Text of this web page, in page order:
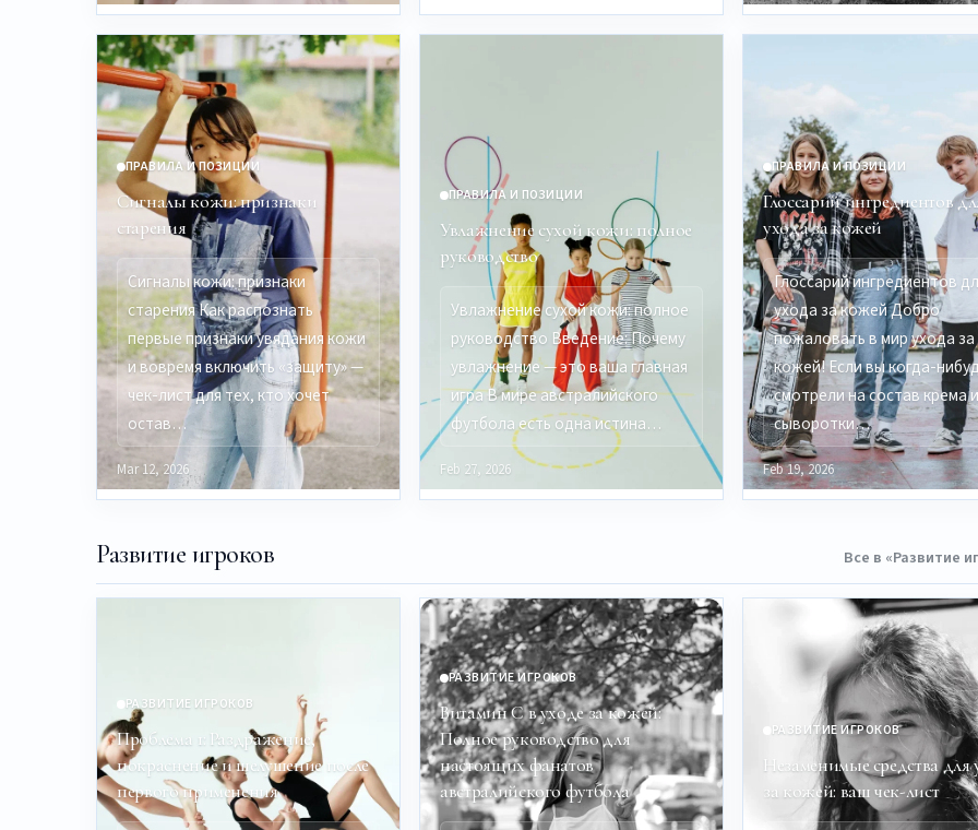
ПРАВИЛА И ПОЗИЦИИ
Сигналы кожи: признаки
старения
Сигналы кожи: признаки
старения Как распознать
первые признаки увядания кожи
и вовремя включить «защиту» —
чек-лист для тех, кто хочет
остав…
Mar 12, 2026
ПРАВИЛА И ПОЗИЦИИ
Увлажнение сухой кожи: полное
руководство
Увлажнение сухой кожи: полное
руководство Введение: Почему
увлажнение — это ваша главная
игра В мире австралийского
футбола есть одна истина…
Feb 27, 2026
ПРАВИЛА И ПОЗИЦИИ
Глоссарий ингредиентов
ухода за кожей
Глоссарий ингредиентов
ухода за кожей Добро
пожаловать в мир ухода за
кожей! Если вы когда-
смотрели на состав крема
сыворотки…
Feb 19, 2026
Развитие игроков Все в «Развитие
РАЗВИТИЕ ИГРОКОВ
Проблема 1: Раздражение,
покраснение и шелушение после
первого применения
РАЗВИТИЕ ИГРОКОВ
Витамин C в уходе за кожей:
Полное руководство для
настоящих фанатов
австралийского футбола
РАЗВИТИЕ ИГРОКОВ
Незаменимые средства для
за кожей: ваш чек-лист